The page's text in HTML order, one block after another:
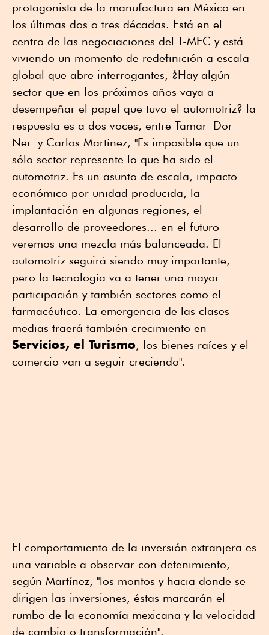
protagonista de la manufactura en México en
los últimas dos o tres décadas. Está en el
centro de las negociaciones del T-MEC y está
viviendo un momento de redefinición a escala
global que abre interrogantes, ¿Hay algún
sector que en los próximos años vaya a
desempeñar el papel que tuvo el automotriz? la
respuesta es a dos voces, entre Tamar Dor-
Ner y Carlos Martínez, "Es imposible que un
sólo sector represente lo que ha sido el
automotriz. Es un asunto de escala, impacto
económico por unidad producida, la
implantación en algunas regiones, el
desarrollo de proveedores... en el futuro
veremos una mezcla más balanceada. El
automotriz seguirá siendo muy importante,
pero la tecnología va a tener una mayor
participación y también sectores como el
farmacéutico. La emergencia de las clases
medias traerá también crecimiento en
Servicios, el Turismo, los bienes raíces y el
comercio van a seguir creciendo".
El comportamiento de la inversión extranjera es
una variable a observar con detenimiento,
según Martínez, "los montos y hacia donde se
dirigen las inversiones, éstas marcarán el
rumbo de la economía mexicana y la velocidad
de cambio o transformación".